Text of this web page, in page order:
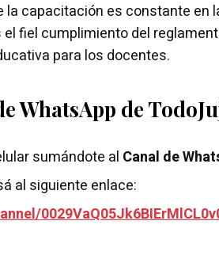
la capacitación es constante en
fiel cumplimiento del
para los docentes.
WhatsApp de
sumándote al Canal de
al siguiente enlace: